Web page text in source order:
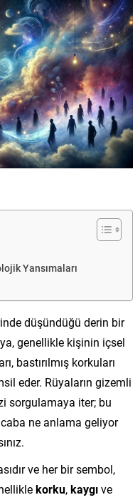
Yansımaları
düşündüğü derin bir
genellikle kişinin içsel
bastırılmış korkuları
eder. Rüyaların gizemli
sorgulamaya iter; bu
ne anlama geliyor
ve her bir sembol,
korku,kaygıve